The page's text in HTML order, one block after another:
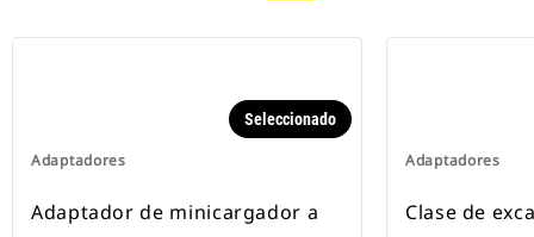
Adaptadores
Seleccionado
Adaptador de minicargador a
Adaptadores
Clase de